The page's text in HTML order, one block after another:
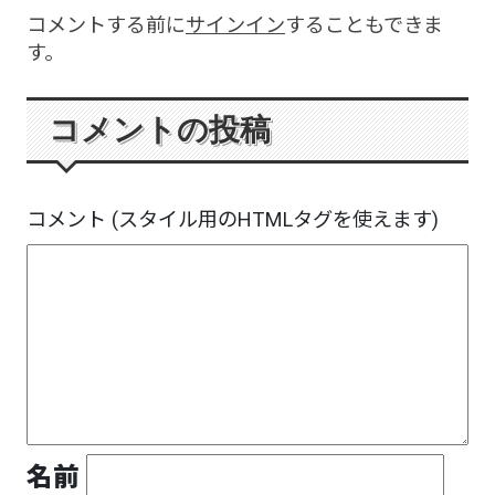
コメントする前にサインインすることもできま
す。
コメントの投稿
コメント (スタイル用のHTMLタグを使えます)
名前